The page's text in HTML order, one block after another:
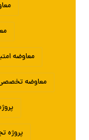
معاوضه
معاوضه تخصصی
پروژه